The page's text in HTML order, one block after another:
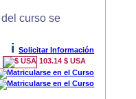
curso se
i
Solicitar Información
103.14 $ USA